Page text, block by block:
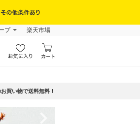
プ 楽天市場
買い物で送料無料！